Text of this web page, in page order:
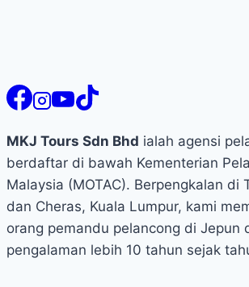
MKJ Tours Sdn Bhd ialah agensi
berdaftar di bawah Kementerian
Malaysia (MOTAC). Berpengkalan di
dan Cheras, Kuala Lumpur, kami
orang pemandu pelancong di Jepun
pengalaman lebih 10 tahun sejak